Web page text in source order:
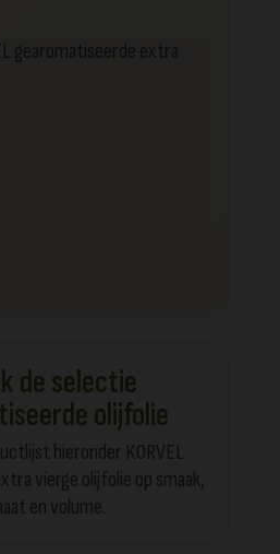
de selectie
olijfolie
hieronder KORVEL
vierge olijfolie op smaak,
en volume.